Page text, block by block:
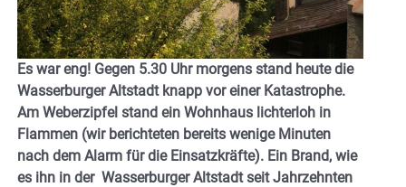
Es war eng! Gegen 5.30 Uhr morgens stand heute die
Wasserburger Altstadt knapp vor einer Katastrophe.
Am Weberzipfel stand ein Wohnhaus lichterloh in
Flammen (wir berichteten bereits wenige Minuten
nach dem Alarm für die Einsatzkräfte). Ein Brand, wie
es ihn in der Wasserburger Altstadt seit Jahrzehnten